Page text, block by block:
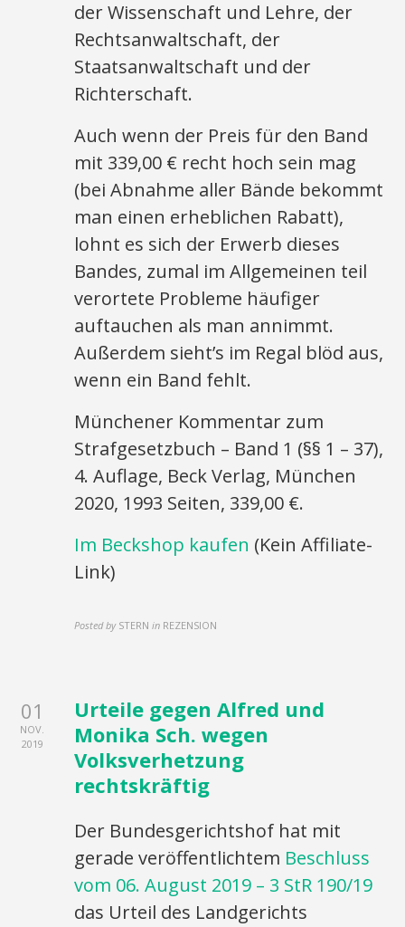
der Wissenschaft und Lehre, der
Rechtsanwaltschaft, der
Staatsanwaltschaft und der
Richterschaft.
Auch wenn der Preis für den Band
mit 339,00 € recht hoch sein mag
(bei Abnahme aller Bände bekommt
man einen erheblichen Rabatt),
lohnt es sich der Erwerb dieses
Bandes, zumal im Allgemeinen teil
verortete Probleme häufiger
auftauchen als man annimmt.
Außerdem sieht’s im Regal blöd aus,
wenn ein Band fehlt.
Münchener Kommentar zum
Strafgesetzbuch – Band 1 (§§ 1 – 37),
4. Auflage, Beck Verlag, München
2020, 1993 Seiten, 339,00 €.
Im Beckshop kaufen (Kein Affiliate-
Link)
Posted by STERN in REZENSION
01
NOV.
2019
Urteile gegen Alfred und
Monika Sch. wegen
Volksverhetzung
rechtskräftig
Der Bundesgerichtshof hat mit
gerade veröffentlichtem Beschluss
vom 06. August 2019 – 3 StR 190/19
das Urteil des Landgerichts